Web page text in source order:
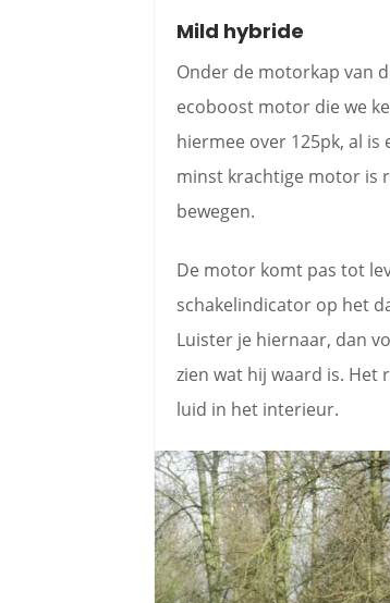
Mild hybride
Onder de motorkap van
ecoboost motor die we
hiermee over 125pk, al
minst krachtige motor is
bewegen.
De motor komt pas tot
schakelindicator op het
Luister je hiernaar, dan
zien wat hij waard is.
luid in het interieur.